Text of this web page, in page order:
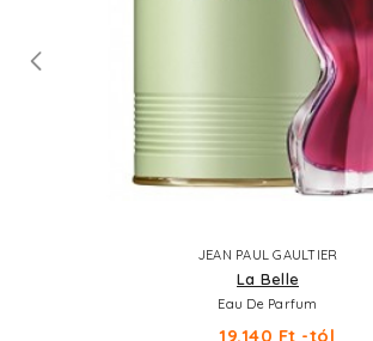
JEAN PAUL GAULTIER
La Belle
Eau De Parfum
19.140 Ft -tól